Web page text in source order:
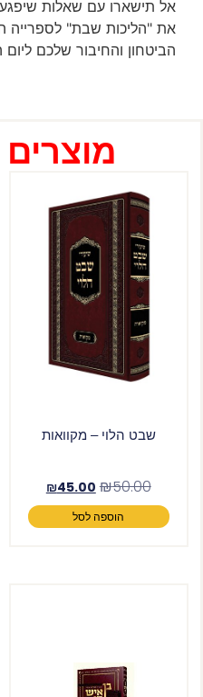
אל תישארו עם שאלות
את "הליכות שבת" לספרייה
הביטחון והחיבור שלכם
שבט הלוי – מקוואות
₪50.00
₪45.00
הוספה לסל